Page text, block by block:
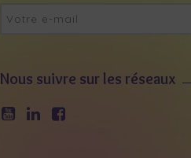
Nous suivre sur les réseaux